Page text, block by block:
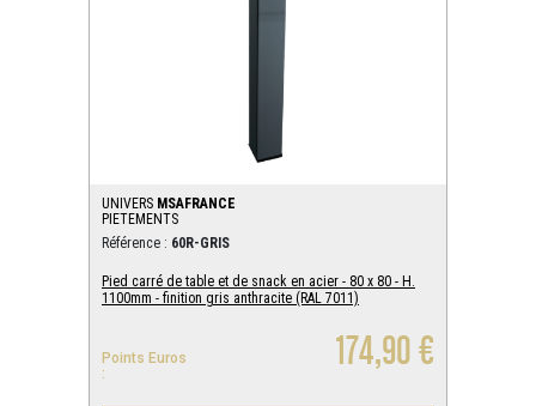
UNIVERS MSAFRANCE
PIETEMENTS
Référence : 60R-GRIS
Pied carré de table et de snack en acier - 80 x 80 - H.
1100mm - finition gris anthracite (RAL 7011)
Points Euros
:
174,90 €